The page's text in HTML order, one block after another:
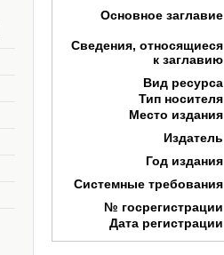
Основное заглавие
Сведения, относящиеся
к заглавию
Вид ресурса
Тип носителя
Место издания
Издатель
Год издания
Системные требования
№ госрегистрации
Дата регистрации